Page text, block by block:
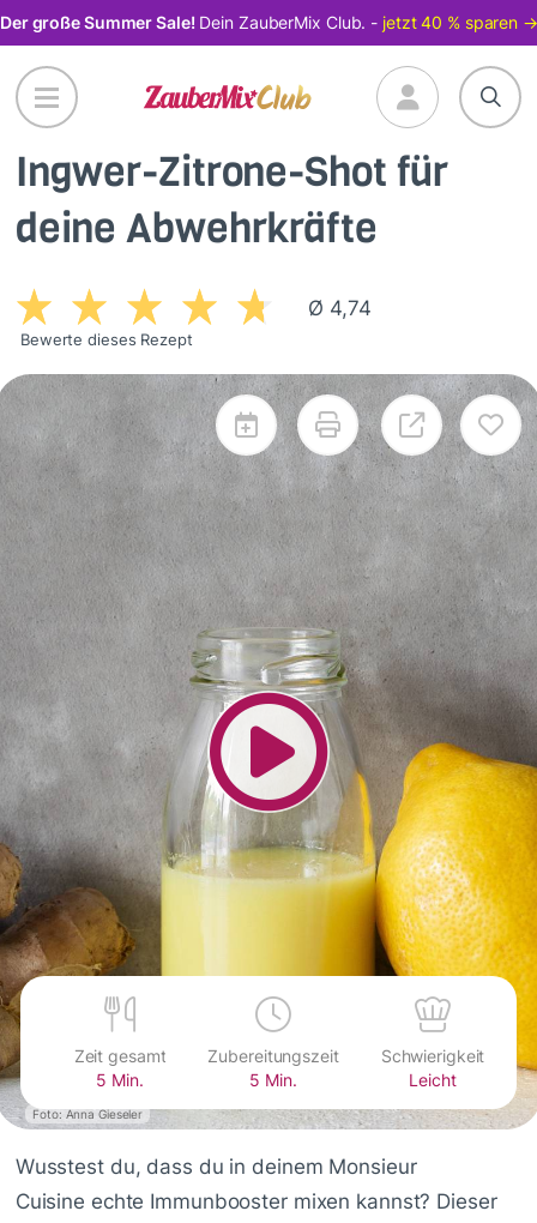
Direkt
zum
Inhalt
Der große Summer Sale! Dein ZauberMix Club. - jetzt 40 % sparen →
Ingwer-Zitrone-Shot für
deine Abwehrkräfte
Ø 4,74
Bewerte dieses Rezept
Foto: Anna Gieseler
Zeit gesamt
5 Min.
Zubereitungszeit
5 Min.
Schwierigkeit
Leicht
Wusstest du, dass du in deinem Monsieur
Cuisine echte Immunbooster mixen kannst? Dieser